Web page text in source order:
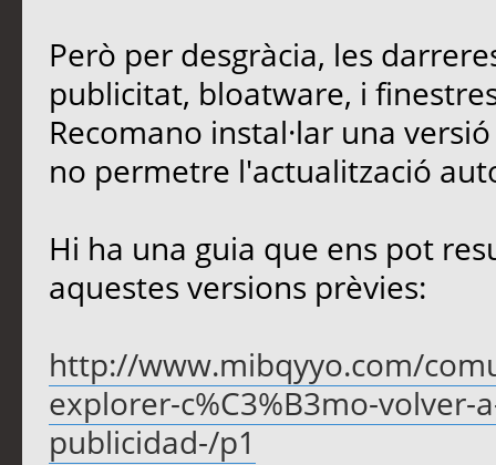
Però per desgràcia, les
publicitat, bloatware, i
Recomano instal·lar una
no permetre l'actualització
Hi ha una guia que ens pot
aquestes versions prèvies:
http://www.mibqyyo.com/
explorer-c%C3%B3mo-volver-
publicidad-/p1